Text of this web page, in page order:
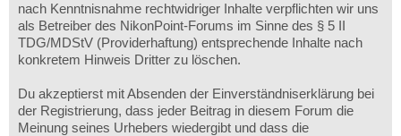
nach Kenntnisnahme rechtwidriger Inhalte verpflichten wir uns
als Betreiber des NikonPoint-Forums im Sinne des § 5 II
TDG/MDStV (Providerhaftung) entsprechende Inhalte nach
konkretem Hinweis Dritter zu löschen.
Du akzeptierst mit Absenden der Einverständniserklärung bei
der Registrierung, dass jeder Beitrag in diesem Forum die
Meinung seines Urhebers wiedergibt und dass die